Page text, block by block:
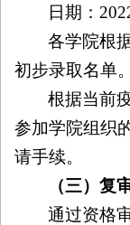
日期：
各学院根
初步录取名单。
根据当前
参加学院组织
请手续。
（三）复
通过资格